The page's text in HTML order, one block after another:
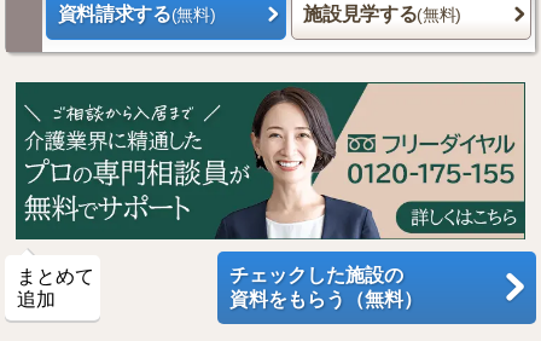
資料請求する(無料) 施設見学する(無料)
まとめて
追加
チェックした施設の
資料をもらう（無料）